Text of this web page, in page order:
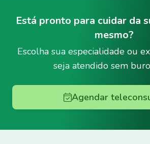
Está pronto para cuidar da
mesmo?
Escolha sua especialidade ou
seja atendido sem
Agendar